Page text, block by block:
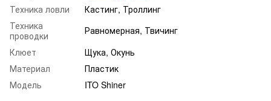
Техника ловли
Кастинг, Троллинг
Техника
проводки
Равномерная, Твичинг
Клюет
Щука, Окунь
Материал
Пластик
Модель
ITO Shiner